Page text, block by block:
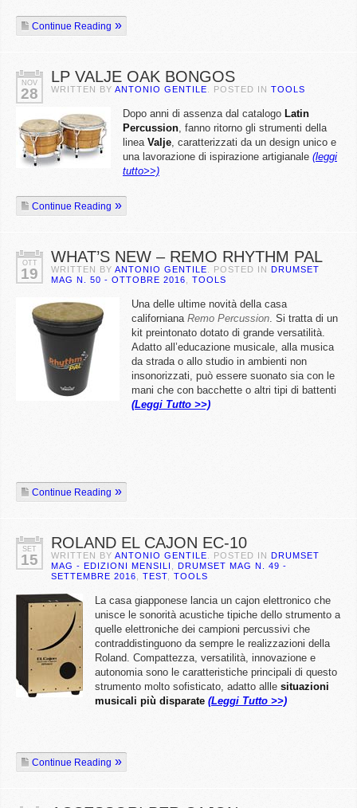
Continue Reading
NOV
28
LP VALJE OAK BONGOS
WRITTEN BY ANTONIO GENTILE . POSTED IN TOOLS
Dopo anni di assenza dal catalogo Latin
Percussion, fanno ritorno gli strumenti della
linea Valje, caratterizzati da un design unico e
una lavorazione di ispirazione artigianale (leggi
tutto>>)
Continue Reading
OTT
19
WHAT’S NEW – REMO RHYTHM PAL
WRITTEN BY ANTONIO GENTILE . POSTED IN DRUMSET
MAG N. 50 - OTTOBRE 2016
TOOLS
Una delle ultime novità della casa
californiana Remo Percussion. Si tratta di un
kit preintonato dotato di grande versatilità.
Adatto all’educazione musicale, alla musica
da strada o allo studio in ambienti non
insonorizzati, può essere suonato sia con le
mani che con bacchette o altri tipi di battenti
(Leggi Tutto >>)
Continue Reading
SET
15
ROLAND EL CAJON EC-10
WRITTEN BY ANTONIO GENTILE . POSTED IN DRUMSET
MAG - EDIZIONI MENSILI
DRUMSET MAG N. 49 -
SETTEMBRE 2016
TEST TOOLS
La casa giapponese lancia un cajon elettronico che
unisce le sonorità acustiche tipiche dello strumento a
quelle elettroniche dei campioni percussivi che
contraddistinguono da sempre le realizzazioni della
Roland. Compattezza, versatilità, innovazione e
autonomia sono le caratteristiche principali di questo
strumento molto sofisticato, adatto allle situazioni
musicali più disparate (Leggi Tutto >>)
Continue Reading